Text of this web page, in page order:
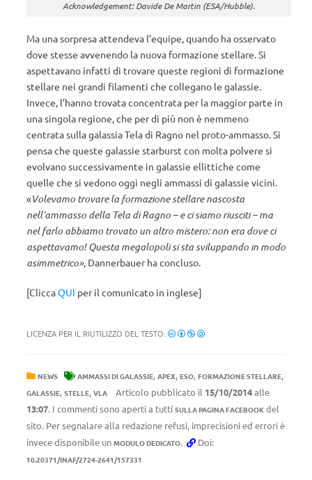
Acknowledgement: Davide De Martin (ESA/Hubble).
Ma una sorpresa attendeva l’equipe, quando ha osservato
dove stesse avvenendo la nuova formazione stellare. Si
aspettavano infatti di trovare queste regioni di formazione
stellare nei grandi filamenti che collegano le galassie.
Invece, l’hanno trovata concentrata per la maggior parte in
una singola regione, che per di più non è nemmeno
centrata sulla galassia Tela di Ragno nel proto-ammasso. Si
pensa che queste galassie starburst con molta polvere si
evolvano successivamente in galassie ellittiche come
quelle che si vedono oggi negli ammassi di galassie vicini.
«Volevamo trovare la formazione stellare nascosta
nell’ammasso della Tela di Ragno – e ci siamo riusciti – ma
nel farlo abbiamo trovato un altro mistero: non era dove ci
aspettavamo! Questa megalopoli si sta sviluppando in modo
asimmetrico», Dannerbauer ha concluso.
[CliccaQUI per il comunicato in inglese]
LICENZA PER IL RIUTILIZZO DEL TESTO:
NEWS AMMASSI DI GALASSIE, APEX, ESO, FORMAZIONE STELLARE,
GALASSIE, STELLE, VLA Articolo pubblicato il 15/10/2014alle
13:07. I commenti sono aperti a tutti SULLA PAGINA FACEBOOK del
sito. Per segnalare alla redazione refusi, imprecisioni ed errori è
invece disponibile un MODULO DEDICATO. Doi:
10.20371/INAF/2724-2641/157331